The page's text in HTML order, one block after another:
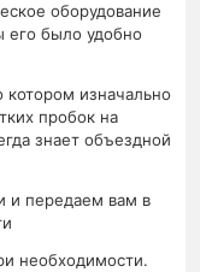
оборудование
его было удобно
котором изначально
пробок на
знает объездной
и передаем вам в
необходимости.